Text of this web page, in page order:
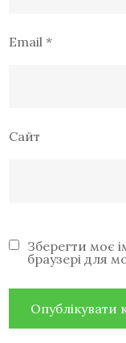
Email*
Сайт
Зберегти моє
браузері для